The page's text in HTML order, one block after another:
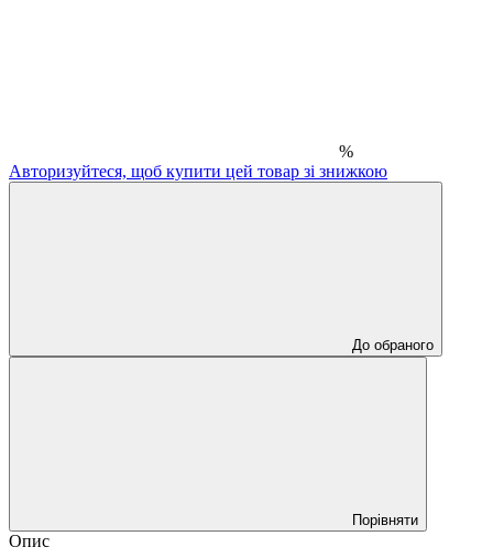
%
Авторизуйтеся, щоб купити цей товар зі знижкою
До обраного
Порівняти
Опис